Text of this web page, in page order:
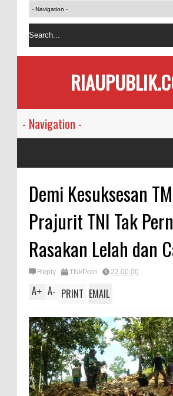
Demi Kesuksesan
Prajurit TNI Tak
Rasakan Lelah dan
Reply TNI/Polri 22.00.00
A+ A- PRINT EMAIL